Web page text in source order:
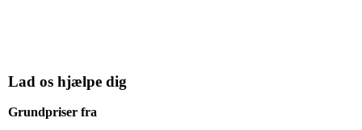
Lad os hjælpe dig
Grundpriser fra